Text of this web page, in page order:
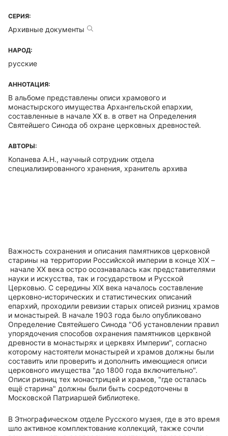
СЕРИЯ:
Архивные документы
НАРОД:
русские
АННОТАЦИЯ:
В альбоме представлены описи храмового и
монастырского имущества Архангельской епархии,
составленные в начале XX в. в ответ на Определения
Святейшего Синода об охране церковных древностей.
АВТОРЫ:
Копанева А.Н., научный сотрудник отдела
специализированного хранения, хранитель архива
Важность сохранения и описания памятников церковной
старины на территории Российской империи в конце XIX –
начале XX века остро осознавалась как представителями
науки и искусства, так и государством и Русской
Церковью. С середины XIX века началось составление
церковно-исторических и статистических описаний
епархий, проходили ревизии старых описей ризниц храмов
и монастырей. В начале 1903 года было опубликовано
Определение Святейшего Синода "Об установлении правил
упорядочения способов охранения памятников церквной
древности в монастырях и церквях Империи", согласно
которому настоятели монастырей и храмов должны были
составить или проверить и дополнить имеющиеся описи
церковного имущества "до 1800 года включительно".
Описи ризниц тех монастрицей и храмов, "где осталась
ещё старина" должны были быть сосредоточены в
Московской Патриаршей библиотеке.
В Этнографическом отделе Русского музея, где в это время
шло активное комплектование коллекций, также сочли